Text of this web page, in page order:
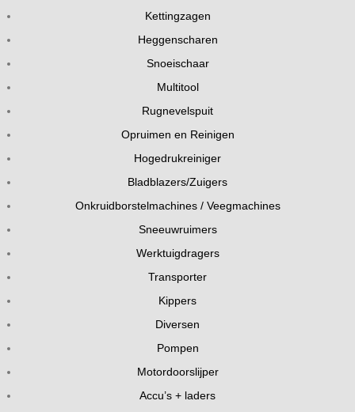
Kettingzagen
Heggenscharen
Snoeischaar
Multitool
Rugnevelspuit
Opruimen en Reinigen
Hogedrukreiniger
Bladblazers/Zuigers
Onkruidborstelmachines / Veegmachines
Sneeuwruimers
Werktuigdragers
Transporter
Kippers
Diversen
Pompen
Motordoorslijper
Accu’s + laders